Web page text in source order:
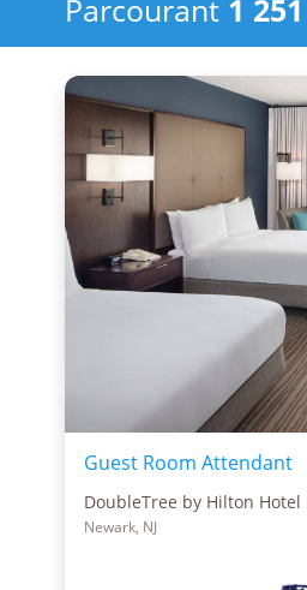
Parcourant 1 251
Guest Room Attendant
DoubleTree by Hilton
Newark, NJ